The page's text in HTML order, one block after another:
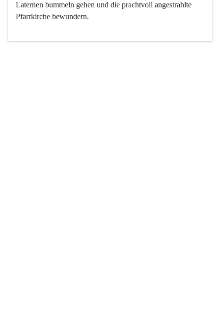
Laternen bummeln gehen und die prachtvoll angestrahlte
Pfarrkirche bewundern.
Der Weinbau dominert heute nicht mehr, ist aber integrativer